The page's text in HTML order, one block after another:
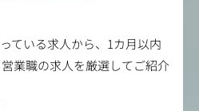
ている求人から、1カ月以内
業職の求人を厳選してご紹介